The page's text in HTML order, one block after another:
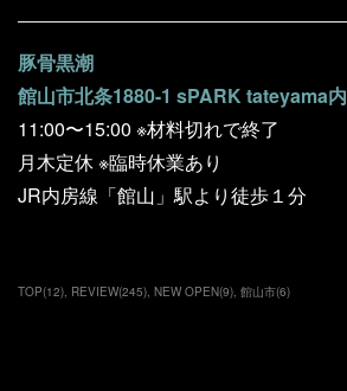
豚骨黒潮
館山市北条1880-1 sPARK tateyama内
11:00〜15:00 ※材料切れで終了
月木定休 ※臨時休業あり
JR内房線「館山」駅より徒歩１分
TOP(12) REVIEW(245) NEW OPEN(9) 館山市(6)